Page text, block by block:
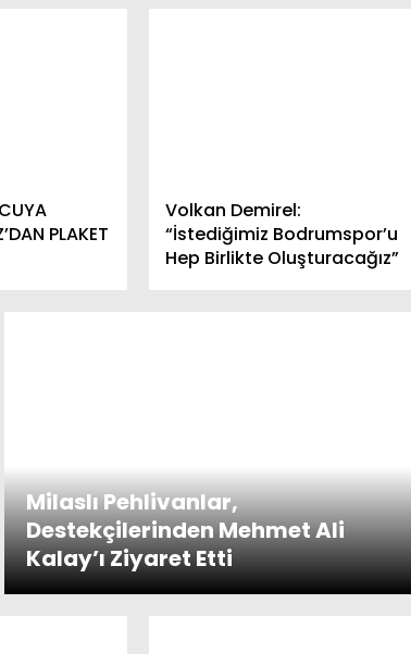
PLAKET
Volkan Demirel:
“İstediğimiz Bodrumspor’u
Hep Birlikte Oluşturacağız”
Milaslı Pehlivanlar,
Destekçilerinden Mehmet Ali
Kalay’ı Ziyaret Etti